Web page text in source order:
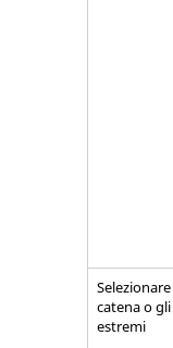
catena o gli
estremi